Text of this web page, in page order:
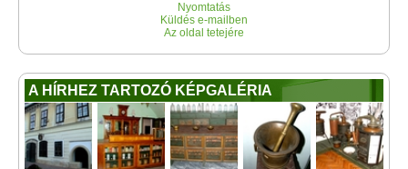
Nyomtatás
Küldés e-mailben
Az oldal tetejére
A HÍRHEZ TARTOZÓ KÉPGALÉRIA